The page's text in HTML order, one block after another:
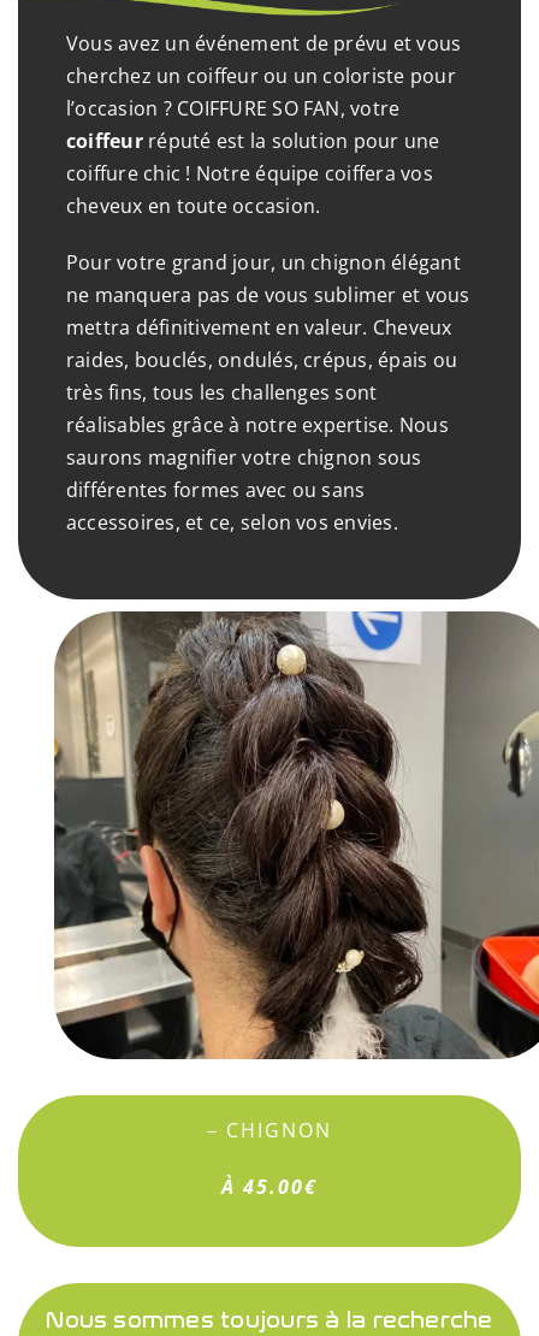
Vous avez un événement de prévu et vous
cherchez un coiffeur ou un coloriste pour
l’occasion ? COIFFURE SO FAN, votre
coiffeurréputé est la solution pour une
coiffure chic ! Notre équipe coiffera vos
cheveux en toute occasion.
Pour votre grand jour, un chignon élégant
ne manquera pas de vous sublimer et vous
mettra définitivement en valeur. Cheveux
raides, bouclés, ondulés, crépus, épais ou
très fins, tous les challenges sont
réalisables grâce à notre expertise. Nous
saurons magnifier votre chignon sous
différentes formes avec ou sans
accessoires, et ce, selon vos envies.
– CHIGNON
À 45.00€
Nous sommes toujours à la recherche